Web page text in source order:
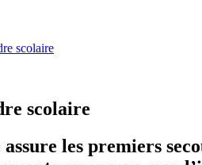
scolaire
scolaire
les premiers